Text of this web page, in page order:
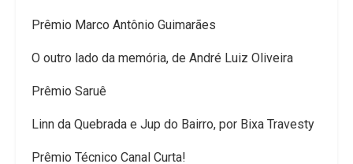
Prêmio Marco Antônio Guimarães
O outro lado da memória, de André Luiz Oliveira
Prêmio Saruê
Linn da Quebrada e Jup do Bairro, por Bixa Travesty
Prêmio Técnico Canal Curta!